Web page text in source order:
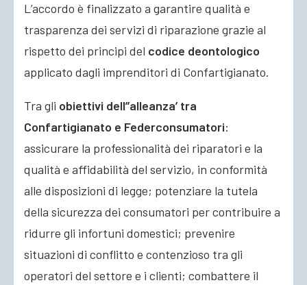
L’accordo è finalizzato a garantire qualità e
trasparenza dei servizi di riparazione grazie al
rispetto dei principi del codice deontologico
applicato dagli imprenditori di Confartigianato.
Tra gli obiettivi dell’’alleanza’ tra
Confartigianato e Federconsumatori:
assicurare la professionalità dei riparatori e la
qualità e affidabilità del servizio, in conformità
alle disposizioni di legge; potenziare la tutela
della sicurezza dei consumatori per contribuire a
ridurre gli infortuni domestici; prevenire
situazioni di conflitto e contenzioso tra gli
operatori del settore e i clienti; combattere il